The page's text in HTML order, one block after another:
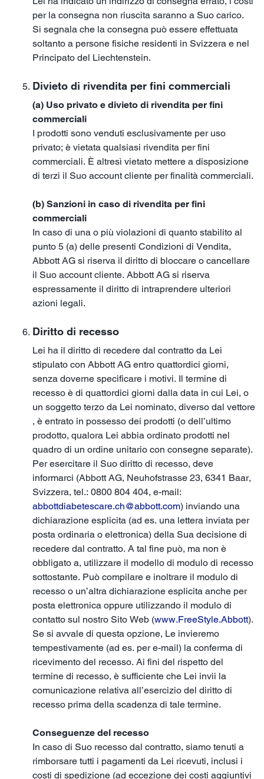
per la consegna non riuscita saranno a Suo carico.
Si segnala che la consegna può essere effettuata
soltanto a persone fisiche residenti in Svizzera e nel
Principato del Liechtenstein.
Divieto di rivendita per fini commerciali
(a) Uso privato e divieto di rivendita per fini
commerciali
I prodotti sono venduti esclusivamente per uso
privato; è vietata qualsiasi rivendita per fini
commerciali. È altresì vietato mettere a disposizione
di terzi il Suo account cliente per finalità commerciali.
(b) Sanzioni in caso di rivendita per fini
commerciali
In caso di una o più violazioni di quanto stabilito al
punto 5 (a) delle presenti Condizioni di Vendita,
Abbott AG si riserva il diritto di bloccare o cancellare
il Suo account cliente. Abbott AG si riserva
espressamente il diritto di intraprendere ulteriori
azioni legali.
Diritto di recesso
Lei ha il diritto di recedere dal contratto da Lei
stipulato con Abbott AG entro quattordici giorni,
senza doverne specificare i motivi. Il termine di
recesso è di quattordici giorni dalla data in cui Lei, o
un soggetto terzo da Lei nominato, diverso dal vettore
, è entrato in possesso dei prodotti (o dell’ultimo
prodotto, qualora Lei abbia ordinato prodotti nel
quadro di un ordine unitario con consegne separate).
Per esercitare il Suo diritto di recesso, deve
informarci (Abbott AG, Neuhofstrasse 23, 6341 Baar,
Svizzera, tel.: 0800 804 404, e-mail:
abbottdiabetescare.ch@abbott.com) inviando una
dichiarazione esplicita (ad es. una lettera inviata per
posta ordinaria o elettronica) della Sua decisione di
recedere dal contratto. A tal fine può, ma non è
obbligato a, utilizzare il modello di modulo di recesso
sottostante. Può compilare e inoltrare il modulo di
recesso o un’altra dichiarazione esplicita anche per
posta elettronica oppure utilizzando il modulo di
contatto sul nostro Sito Web (www.FreeStyle.Abbott).
Se si avvale di questa opzione, Le invieremo
tempestivamente (ad es. per e-mail) la conferma di
ricevimento del recesso. Ai fini del rispetto del
termine di recesso, è sufficiente che Lei invii la
comunicazione relativa all’esercizio del diritto di
recesso prima della scadenza di tale termine.
Conseguenze del recesso
In caso di Suo recesso dal contratto, siamo tenuti a
rimborsare tutti i pagamenti da Lei ricevuti, inclusi i
costi di spedizione (ad eccezione dei costi aggiuntivi